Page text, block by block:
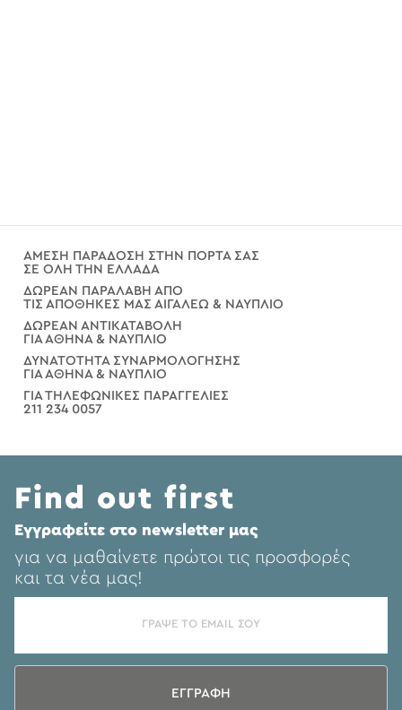
ΑΜΕΣΗ ΠΑΡΑΔΟΣΗ ΣΤΗΝ ΠΟΡΤΑ ΣΑΣ
ΣΕ ΟΛΗ ΤΗΝ ΕΛΛΑΔΑ
ΔΩΡΕΑΝ ΠΑΡΑΛΑΒΗ ΑΠΟ
ΤΙΣ ΑΠΟΘΗΚΕΣ ΜΑΣ ΑΙΓΑΛΕΩ & ΝΑΥΠΛΙΟ
ΔΩΡΕΑΝ ΑΝΤΙΚΑΤΑΒΟΛΗ
ΓΙΑ ΑΘΗΝΑ & ΝΑΥΠΛΙΟ
ΔΥΝΑΤΟΤΗΤΑ ΣΥΝΑΡΜΟΛΟΓΗΣΗΣ
ΓΙΑ ΑΘΗΝΑ & ΝΑΥΠΛΙΟ
ΓΙΑ ΤΗΛΕΦΩΝΙΚΕΣ ΠΑΡΑΓΓΕΛΙΕΣ
211 234 0057
Find out first
Eγγραφείτε στο newsletter μας
για να μαθαίνετε πρώτοι τις προσφορές
και τα νέα μας!
ΕΓΓΡΑΦΗ